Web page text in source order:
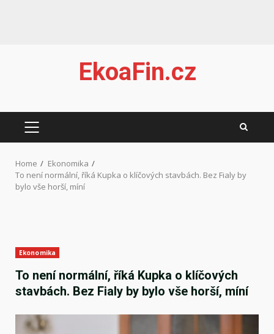
EkoaFin.cz
PRIMARY
Home
Ekonomika
To není normální, říká Kupka o klíčových stavbách. Bez Fialy by
bylo vše horší, míní
Ekonomika
To není normální, říká Kupka o klíčových
stavbách. Bez Fialy by bylo vše horší, míní